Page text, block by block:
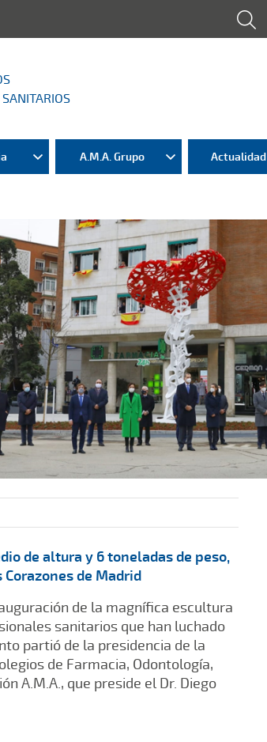
A.M.A. Grupo Actualidad
de altura y 6 toneladas de peso,
de Madrid
de la magnífica escultura
sanitarios que han luchado
partió de la presidencia de la
de Farmacia, Odontología,
A.M.A., que preside el Dr. Diego